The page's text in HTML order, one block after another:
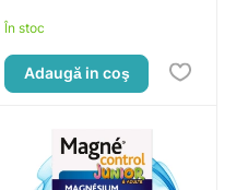
În stoc
Adaugă in coş